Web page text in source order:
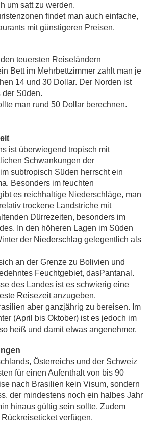
um satt zu werden.
findet man auch einfache,
mit günstigeren Preisen.
teuersten Reiseländern
Bett im Mehrbettzimmer zahlt man je
14 und 30 Dollar. Der Norden ist
Süden.
man rund 50 Dollar berechnen.
ist überwiegend tropisch mit
Schwankungen der
subtropisch Süden herrscht ein
Besonders im feuchten
es reichhaltige Niederschläge, man
trockene Landstriche mit
Dürrezeiten, besonders im
In den höheren Lagen im Süden
der Niederschlag gelegentlich als
an der Grenze zu Bolivien und
Feuchtgebiet, dasPantanal.
des Landes ist es schwierig eine
Reisezeit anzugeben.
aber ganzjährig zu bereisen. Im
(April bis Oktober) ist es jedoch im
heiß und damit etwas angenehmer.
Österreichs und der Schweiz
für einen Aufenthalt von bis 90
nach Brasilien kein Visum, sondern
der mindestens noch ein halbes Jahr
hinaus gültig sein sollte. Zudem
verfügen.